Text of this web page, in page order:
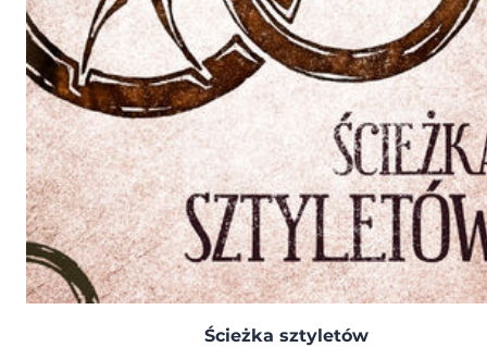
Ścieżka sztyletów